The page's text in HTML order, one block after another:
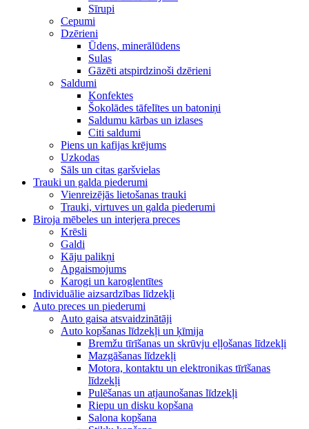
Sīrupi
Cepumi
Dzērieni
Ūdens, minerālūdens
Sulas
Gāzēti atspirdzinoši dzērieni
Saldumi
Konfektes
Šokolādes tāfelītes un batoniņi
Saldumu kārbas un izlases
Citi saldumi
Piens un kafijas krējums
Uzkodas
Sāls un citas garšvielas
Trauki un galda piederumi
Vienreizējās lietošanas trauki
Trauki, virtuves un galda piederumi
Biroja mēbeles un interjera preces
Krēsli
Galdi
Kāju palikņi
Apgaismojums
Karogi un karoglentītes
Individuālie aizsardzības līdzekļi
Auto preces un piederumi
Auto gaisa atsvaidzinātāji
Auto kopšanas līdzekļi un ķīmija
Bremžu tīrīšanas un skrūvju eļļošanas līdzekļi
Mazgāšanas līdzekļi
Motora, kontaktu un elektronikas tīrīšanas
līdzekļi
Pulēšanas un atjaunošanas līdzekļi
Riepu un disku kopšana
Salona kopšana